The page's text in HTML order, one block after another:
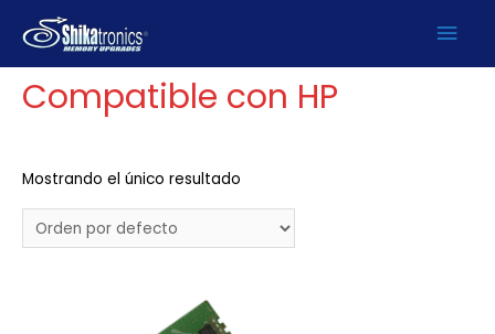
contenido
Inicio/PRODUCTOS
Compatible con HP
Mostrando el único resultado